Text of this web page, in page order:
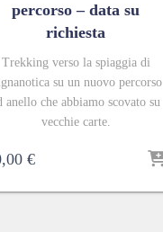
percorso – data su
richiesta
Trekking verso la spiaggia di
su un nuovo percorso
anello che abbiamo scovato su
vecchie carte.
€